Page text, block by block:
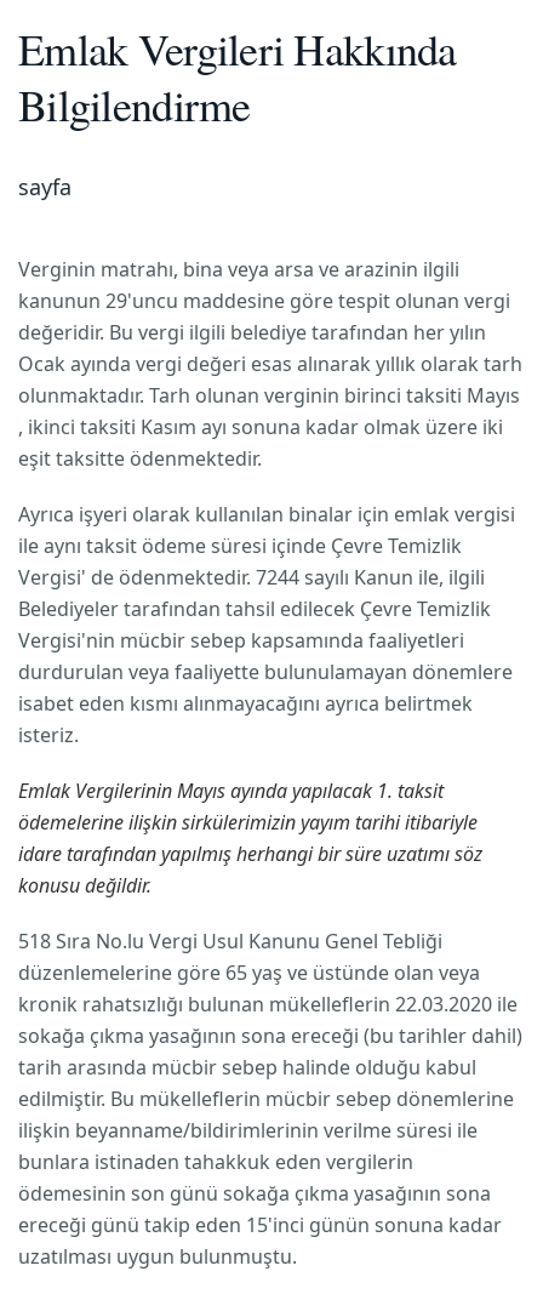
Emlak Vergileri Hakkında
Bilgilendirme
sayfa
Verginin matrahı, bina veya arsa ve arazinin ilgili
kanunun 29'uncu maddesine göre tespit olunan vergi
değeridir. Bu vergi ilgili belediye tarafından her yılın
Ocak ayında vergi değeri esas alınarak yıllık olarak tarh
olunmaktadır. Tarh olunan verginin birinci taksiti Mayıs
, ikinci taksiti Kasım ayı sonuna kadar olmak üzere iki
eşit taksitte ödenmektedir.
Ayrıca işyeri olarak kullanılan binalar için emlak vergisi
ile aynı taksit ödeme süresi içinde Çevre Temizlik
Vergisi' de ödenmektedir. 7244 sayılı Kanun ile, ilgili
Belediyeler tarafından tahsil edilecek Çevre Temizlik
Vergisi'nin mücbir sebep kapsamında faaliyetleri
durdurulan veya faaliyette bulunulamayan dönemlere
isabet eden kısmı alınmayacağını ayrıca belirtmek
isteriz.
Emlak Vergilerinin Mayıs ayında yapılacak 1. taksit
ödemelerine ilişkin sirkülerimizin yayım tarihi itibariyle
idare tarafından yapılmış herhangi bir süre uzatımı söz
konusu değildir.
518 Sıra No.lu Vergi Usul Kanunu Genel Tebliği
düzenlemelerine göre 65 yaş ve üstünde olan veya
kronik rahatsızlığı bulunan mükelleflerin 22.03.2020 ile
sokağa çıkma yasağının sona ereceği (bu tarihler dahil)
tarih arasında mücbir sebep halinde olduğu kabul
edilmiştir. Bu mükelleflerin mücbir sebep dönemlerine
ilişkin beyanname/bildirimlerinin verilme süresi ile
bunlara istinaden tahakkuk eden vergilerin
ödemesinin son günü sokağa çıkma yasağının sona
ereceği günü takip eden 15'inci günün sonuna kadar
uzatılması uygun bulunmuştu.